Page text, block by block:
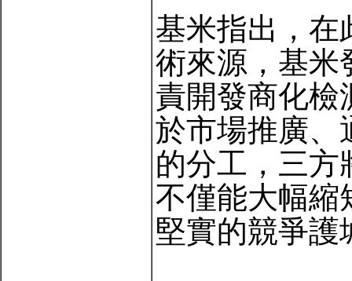
基米指出，在
術來源，基米
責開發商化檢
於市場推廣、
的分工，三方
不僅能大幅縮
堅實的競爭護